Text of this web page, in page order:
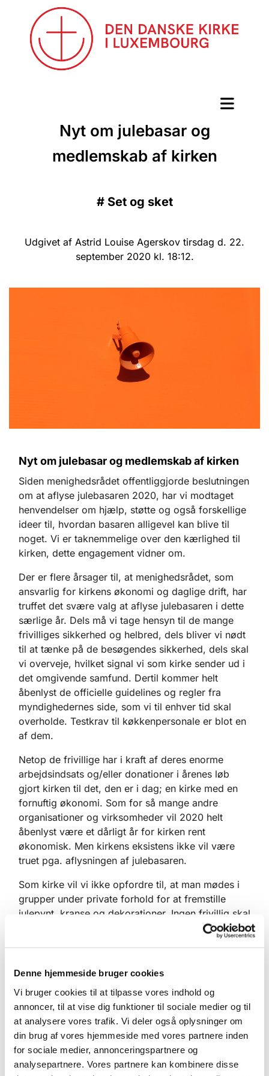
Denne hjemmeside bruger cookies
Vi bruger cookies til at tilpasse vores indhold og
annoncer, til at vise dig funktioner til sociale medier og til
at analysere vores trafik. Vi deler også oplysninger om
din brug af vores hjemmeside med vores partnere inden
for sociale medier, annonceringspartnere og
analysepartnere. Vores partnere kan kombinere disse
Nyt om julebasar og
medlemskab af kirken
# Set og sket
Udgivet af Astrid Louise Agerskov tirsdag d. 22.
september 2020 kl. 18:12.
Nyt om julebasar og medlemskab af kirken
Siden menighedsrådet offentliggjorde beslutningen
om at aflyse julebasaren 2020, har vi modtaget
henvendelser om hjælp, støtte og også forskellige
ideer til, hvordan basaren alligevel kan blive til
noget. Vi er taknemmelige over den kærlighed til
kirken, dette engagement vidner om.
Der er flere årsager til, at menighedsrådet, som
ansvarlig for kirkens økonomi og daglige drift, har
truffet det svære valg at aflyse julebasaren i dette
særlige år. Dels må vi tage hensyn til de mange
frivilliges sikkerhed og helbred, dels bliver vi nødt
til at tænke på de besøgendes sikkerhed, dels skal
vi overveje, hvilket signal vi som kirke sender ud i
det omgivende samfund. Dertil kommer helt
åbenlyst de officielle guidelines og regler fra
myndighedernes side, som vi til enhver tid skal
overholde. Testkrav til køkkenpersonale er blot en
af dem.
Netop de frivillige har i kraft af deres enorme
arbejdsindsats og/eller donationer i årenes løb
gjort kirken til det, den er i dag; en kirke med en
fornuftig økonomi. Som for så mange andre
organisationer og virksomheder vil 2020 helt
åbenlyst være et dårligt år for kirken rent
økonomisk. Men kirkens eksistens ikke vil være
truet pga. aflysningen af julebasaren.
Som kirke vil vi ikke opfordre til, at man mødes i
grupper under private forhold for at fremstille
julepynt, kranse og dekorationer. Ingen frivillig skal
i denne særlige situation føle sig forpligtet til at
yde en indsats, som man ikke føler sig 100% tryg
projekter på eget initiativ eller donationer
taknemmelighed. Allerede nu ydes blandt flere
frivillige en stor praktisk indsats for at skabe
alternativ indtjening til kirken.
Desuden arbejder menighedsrådet i øjeblikket på
en nem, praktisk og sundhedsmæssigt forsvarlig